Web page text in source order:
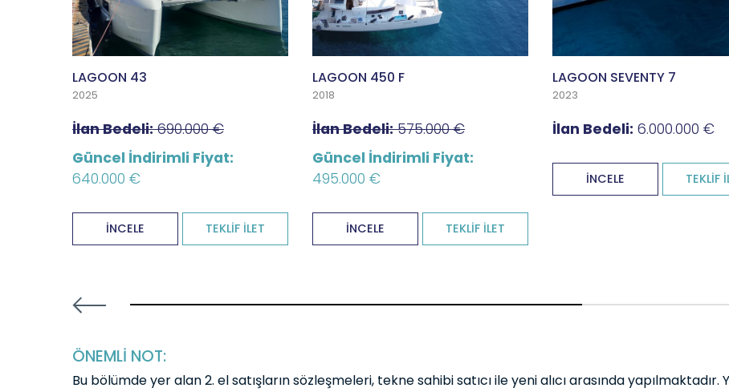
LAGOON 43
2025
İlan Bedeli:690.000 €
Güncel İndirimli Fiyat:
640.000 €
İNCELE TEKLİF İLET
LAGOON 450 F
2018
İlan Bedeli:575.000 €
Güncel İndirimli Fiyat:
495.000 €
İNCELE TEKLİF İLET
LAGOON SEVENTY 7
2023
İlan Bedeli: 6.000.000 €
İNCELE TEKLİF
54.54545454545454% completed
ÖNEMLİ NOT:
Bu bölümde yer alan 2. el satışların sözleşmeleri, tekne sahibi satıcı ile yeni alıcı arasında